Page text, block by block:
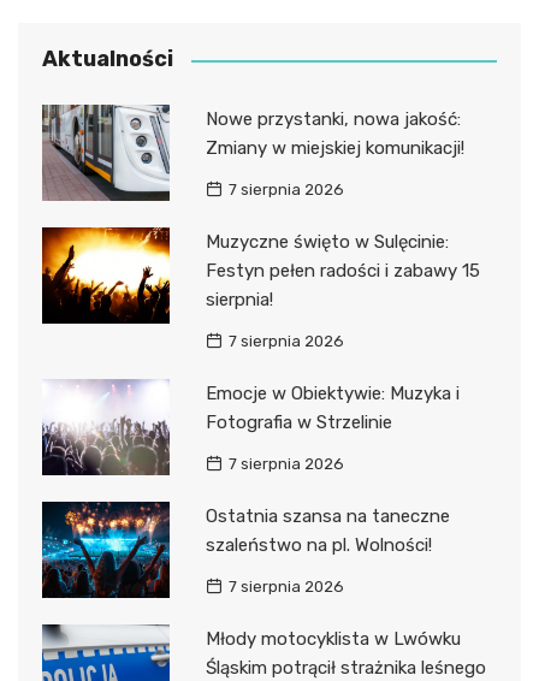
Aktualności
Nowe przystanki, nowa jakość:
Zmiany w miejskiej komunikacji!
7 sierpnia 2026
Muzyczne święto w Sulęcinie:
Festyn pełen radości i zabawy 15
sierpnia!
7 sierpnia 2026
Emocje w Obiektywie: Muzyka i
Fotografia w Strzelinie
7 sierpnia 2026
Ostatnia szansa na taneczne
szaleństwo na pl. Wolności!
7 sierpnia 2026
Młody motocyklista w Lwówku
Śląskim potrącił strażnika leśnego